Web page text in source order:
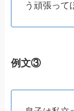
う頑張って
例文③